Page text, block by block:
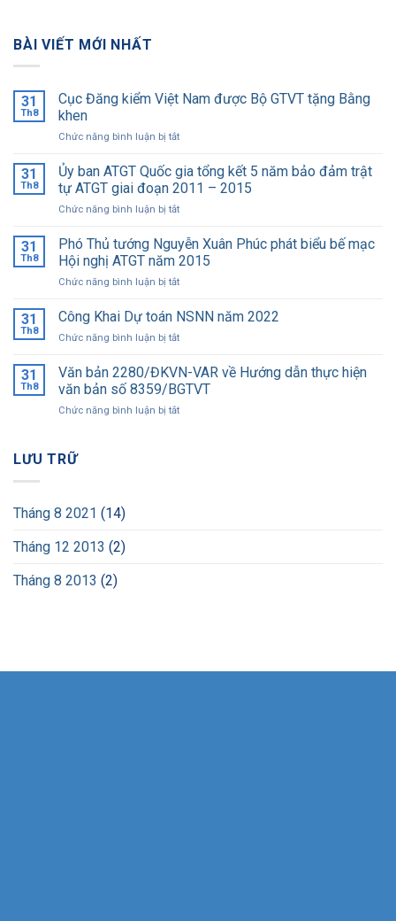
BÀI VIẾT MỚI NHẤT
31
Th8
Cục Đăng kiểm Việt Nam được Bộ GTVT tặng Bằng
khen
Chức năng bình luận bị tắtở
Đăng
kiểm
Việt
Nam
Bộ
GTVT
Bằng
31
Th8
Ủy ban ATGT Quốc gia tổng kết 5 năm bảo đảm trật
tự ATGT giai đoạn 2011 – 2015
Chức năng bình luận bị tắtở
ban
ATGT
Quốc
gia
kết
năm
đảm
trật
31
Th8
Phó Thủ tướng Nguyễn Xuân Phúc phát biểu bế mạc
Hội nghị ATGT năm 2015
Chức năng bình luận bị tắtở
Thủ
Nguyễn
Phúc
phát
bế
31
Th8
Công Khai Dự toán NSNN năm 2022
Chức năng bình luận bị tắtở
Khai
Dự
toán
NSNN
31
Th8
Văn bản 2280/ĐKVN-VAR về Hướng dẫn thực hiện
văn bản số 8359/BGTVT
Chức năng bình luận bị tắtở
LƯU TRỮ
Tháng 8 2021 (14)
Tháng 12 2013 (2)
Tháng 8 2013 (2)